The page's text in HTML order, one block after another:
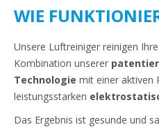
WIE
Unsere Luftreiniger reinigen
Kombination unserer
Technologie mit einer aktiven
leistungsstarken
Das Ergebnis ist gesunde und